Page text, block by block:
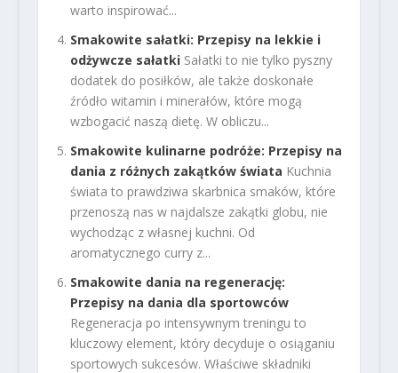
warto inspirować...
Smakowite sałatki: Przepisy na lekkie i
odżywcze sałatki Sałatki to nie tylko pyszny
dodatek do posiłków, ale także doskonałe
źródło witamin i minerałów, które mogą
wzbogacić naszą dietę. W obliczu...
Smakowite kulinarne podróże: Przepisy na
dania z różnych zakątków świata Kuchnia
świata to prawdziwa skarbnica smaków, które
przenoszą nas w najdalsze zakątki globu, nie
wychodząc z własnej kuchni. Od
aromatycznego curry z...
Smakowite dania na regenerację:
Przepisy na dania dla sportowców
Regeneracja po intensywnym treningu to
kluczowy element, który decyduje o osiąganiu
sportowych sukcesów. Właściwe składniki